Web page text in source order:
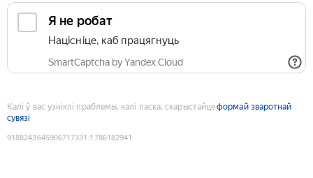
Я не робат
Націсніце, каб працягнуць
SmartCaptcha by Yandex Cloud
Калі ў вас узніклі праблемы, калі ласка, скарыстайцеформай зваротнай
сувязі
9188243645906717331 :1786182941